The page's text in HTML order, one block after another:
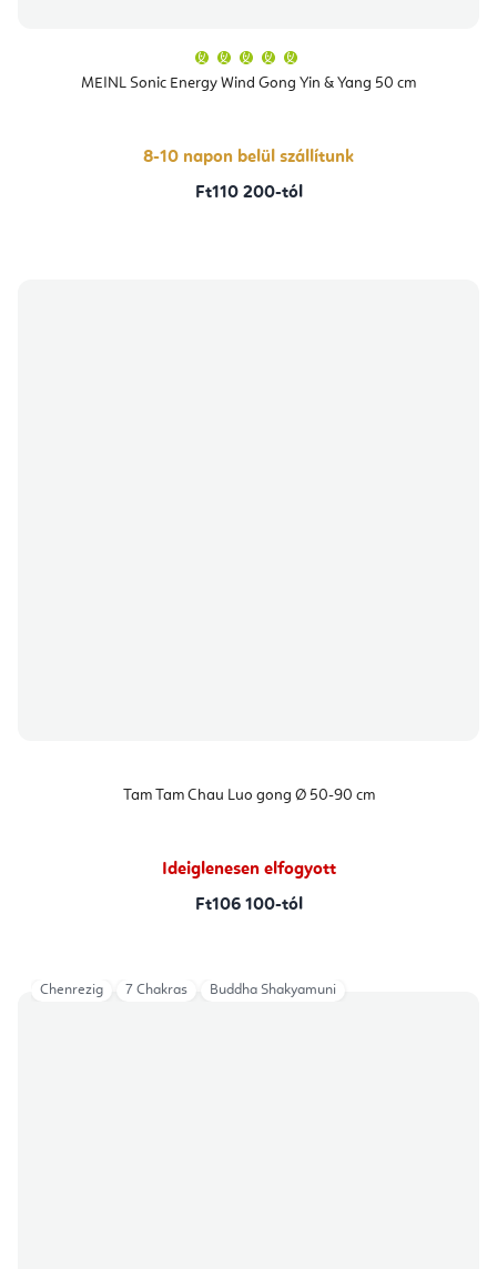
MEINL Sonic Energy Wind Gong Yin & Yang 50 cm
átlagos
értékelése
csillag.
8-10 napon belül szállítunk
Ft110 200-tól
Tam Tam Chau Luo gong Ø 50-90 cm
Ideiglenesen elfogyott
Ft106 100-tól
Chenrezig 7 Chakras Buddha Shakyamuni